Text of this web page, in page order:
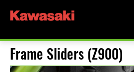
Frame Sliders (Z900)